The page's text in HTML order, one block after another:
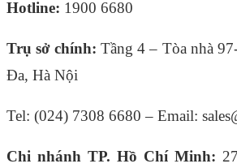
Hotline: 1900 6680
Trụ sở chính:Tầng 4 – Tòa nhà
Đa, Hà Nội
Tel: (024) 7308 6680 – Email:
Chi nhánh TP. Hồ Chí Minh: